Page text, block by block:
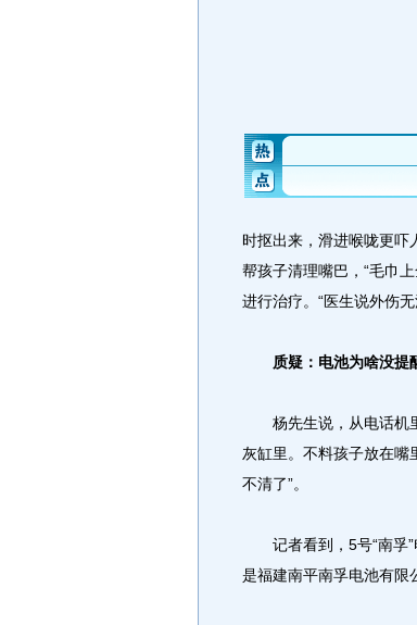
时抠出来，滑进喉咙更吓
帮孩子清理嘴巴，“毛巾
进行治疗。“医生说外伤
质疑：电池为啥没提
杨先生说，从电话机里
灰缸里。不料孩子放在嘴
不清了”。
记者看到，5号“南孚”
是福建南平南孚电池有限